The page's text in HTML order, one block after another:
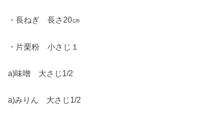
・長ねぎ 長さ20㎝
・片栗粉 小さじ１
a)味噌 大さじ1/2
a)みりん 大さじ1/2